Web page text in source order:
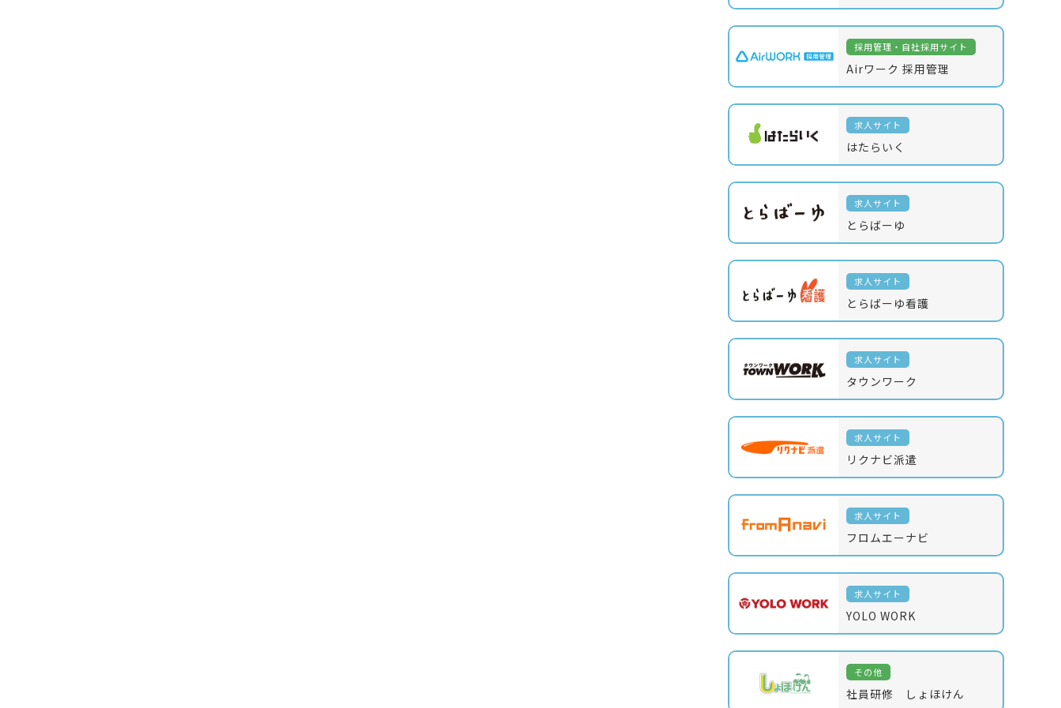
採用管理・自社採用サイト
Airワーク 採用管理
求人サイト
はたらいく
求人サイト
とらばーゆ
求人サイト
とらばーゆ看護
求人サイト
タウンワーク
求人サイト
リクナビ派遣
求人サイト
フロムエーナビ
求人サイト
YOLO WORK
その他
社員研修 しょほけん